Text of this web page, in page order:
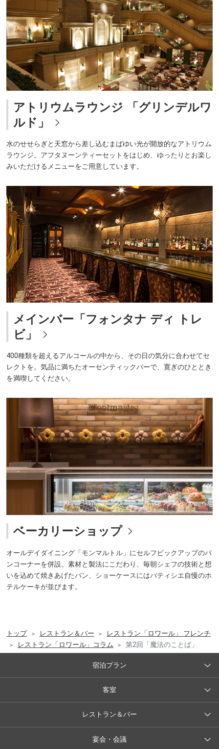
トップ レストラン＆バー
レストラン「ロワール」 フレンチ
レストラン「ロワール」コラム
第2回「魔法のことば」
アトリウムラウンジ 「グリンデルワ
ルド」
水のせせらぎと天窓から差し込むまばゆい光が開放的なアトリウム
ラウンジ。アフタヌーンティーセットをはじめ、ゆったりとお楽し
みいただけるメニューをご用意しています。
メインバー「フォンタナ ディ トレ
ビ」
400種類を超えるアルコールの中から、その日の気分に合わせてセ
レクトを。気品に満ちたオーセンティックバーで、寛ぎのひととき
を満喫してください。
ベーカリーショップ
オールデイダイニング「モンマルトル」にセルフピックアップのパ
ンコーナーを併設。素材と製法にこだわり、毎朝シェフの技術と想
いを込めて焼きあげたパン、ショーケースにはパティシエ自慢のホ
テルケーキが並びます。
宿泊プラン
客室
レストラン＆バー
宴会・会議